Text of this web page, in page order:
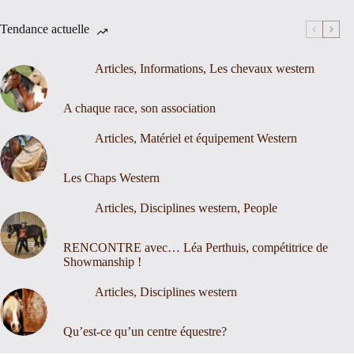
Tendance actuelle
Articles, Informations, Les chevaux western
A chaque race, son association
Articles, Matériel et équipement Western
Les Chaps Western
Articles, Disciplines western, People
RENCONTRE avec… Léa Perthuis, compétitrice de
Showmanship !
Articles, Disciplines western
Qu’est-ce qu’un centre équestre?